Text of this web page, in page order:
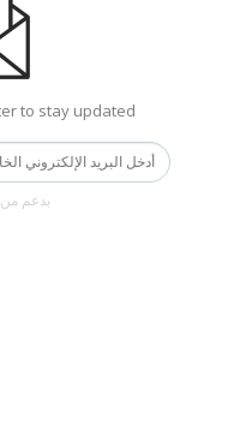
to stay updated.
بدعم من